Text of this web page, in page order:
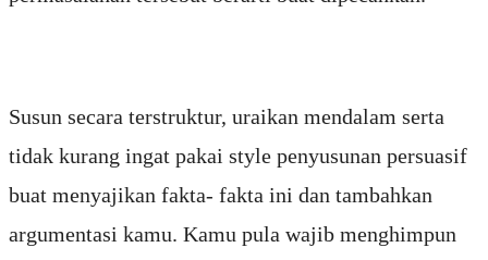
Susun secara terstruktur, uraikan mendalam serta
tidak kurang ingat pakai style penyusunan persuasif
buat menyajikan fakta- fakta ini dan tambahkan
argumentasi kamu. Kamu pula wajib menghimpun